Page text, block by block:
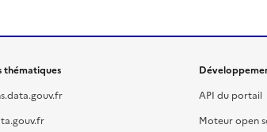
thématiques
API du portail
Moteur open